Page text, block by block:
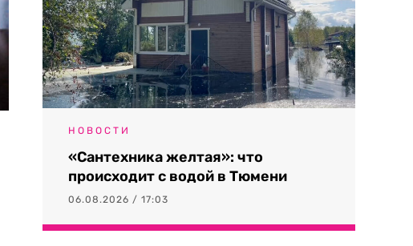
НОВОСТИ
«Сантехника желтая»: что
происходит с водой в Тюмени
06.08.2026 / 17:03